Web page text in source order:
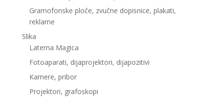
Gramofonske ploče, zvučne dopisnice, plakati,
reklame
Slika
Laterna Magica
Fotoaparati, dijaprojektori, dijapozitivi
Kamere, pribor
Projektori, grafoskopi